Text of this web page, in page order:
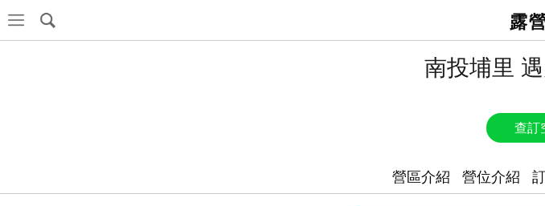
露
南投埔里
查訂
營區介紹 營位介紹